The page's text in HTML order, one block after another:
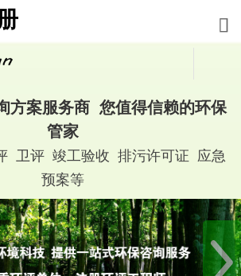
方案服务商 您值得信赖的环保
管家
卫评 竣工验收 排污许可证 应急
预案等